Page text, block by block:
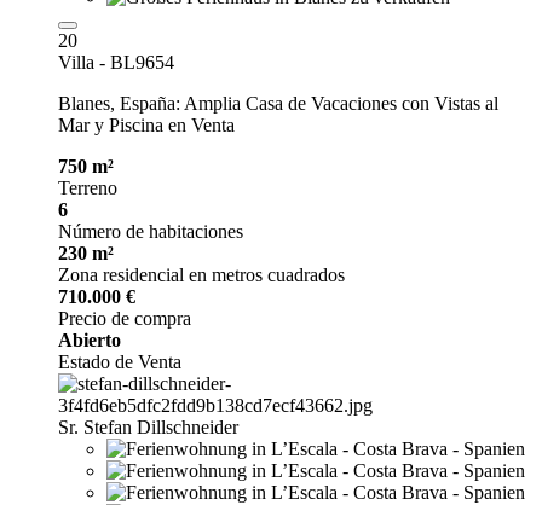
20
Villa - BL9654
Blanes, España: Amplia Casa de Vacaciones con Vistas al
Mar y Piscina en Venta
750 m²
Terreno
6
Número de habitaciones
230 m²
Zona residencial en metros cuadrados
710.000 €
Precio de compra
Abierto
Estado de Venta
Sr. Stefan Dillschneider